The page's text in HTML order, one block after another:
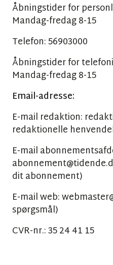
Åbningstider for
Mandag-fredag 8-15
Telefon: 56903000
Åbningstider for
Mandag-fredag 8-15
Email-adresse:
E-mail redaktion:
redaktionelle
E-mail
dit abonnement)
E-mail web:
spørgsmål)
CVR-nr.: 35 24 41 15